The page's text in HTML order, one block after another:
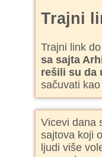
Trajni
Trajni link
sa sajta
rešili su da
sačuvati
Vicevi dana
sajtova koji
ljudi više